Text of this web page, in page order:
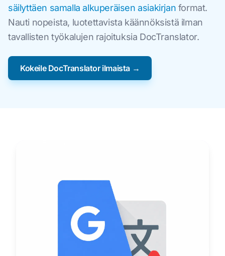
säilyttäen samalla alkuperäisen asiakirjan format.
Nauti nopeista, luotettavista käännöksistä ilman
tavallisten työkalujen rajoituksia DocTranslator.
Kokeile DocTranslator ilmaista →